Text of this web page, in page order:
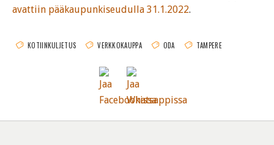
avattiin pääkaupunkiseudulla 31.1.2022.
KOTIINKULJETUS VERKKOKAUPPA ODA TAMPERE